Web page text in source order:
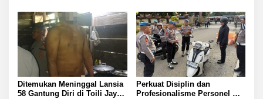
Ditemukan Meninggal Lansia
58 Gantung Diri di Toili Jaya
Perkuat Disiplin dan
Profesionalisme Personel